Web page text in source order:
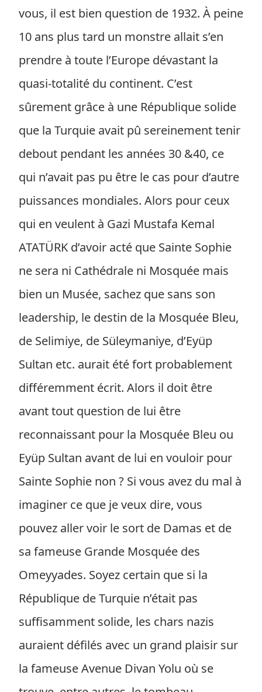
vous, il est bien question de 1932. À peine
10 ans plus tard un monstre allait s’en
prendre à toute l’Europe dévastant la
quasi-totalité du continent. C’est
sûrement grâce à une République solide
que la Turquie avait pû sereinement tenir
debout pendant les années 30 &40, ce
qui n’avait pas pu être le cas pour d’autre
puissances mondiales. Alors pour ceux
qui en veulent à Gazi Mustafa Kemal
ATATÜRK d’avoir acté que Sainte Sophie
ne sera ni Cathédrale ni Mosquée mais
bien un Musée, sachez que sans son
leadership, le destin de la Mosquée Bleu,
de Selimiye, de Süleymaniye, d’Eyüp
Sultan etc. aurait été fort probablement
différemment écrit. Alors il doit être
avant tout question de lui être
reconnaissant pour la Mosquée Bleu ou
Eyüp Sultan avant de lui en vouloir pour
Sainte Sophie non ? Si vous avez du mal à
imaginer ce que je veux dire, vous
pouvez aller voir le sort de Damas et de
sa fameuse Grande Mosquée des
Omeyyades. Soyez certain que si la
République de Turquie n’était pas
suffisamment solide, les chars nazis
auraient défilés avec un grand plaisir sur
la fameuse Avenue Divan Yolu où se